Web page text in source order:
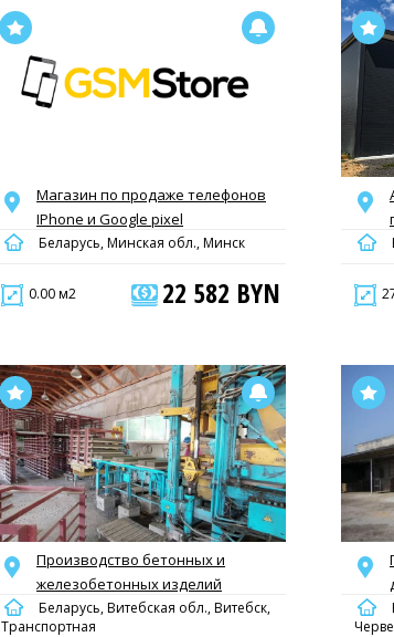
Магазин по продаже телефонов
IPhone и Google pixel
Беларусь, Минская обл., Минск
0.00 м2 22 582 BYN
Производство бетонных и
железобетонных изделий
Беларусь, Витебская обл., Витебск,
Транспортная